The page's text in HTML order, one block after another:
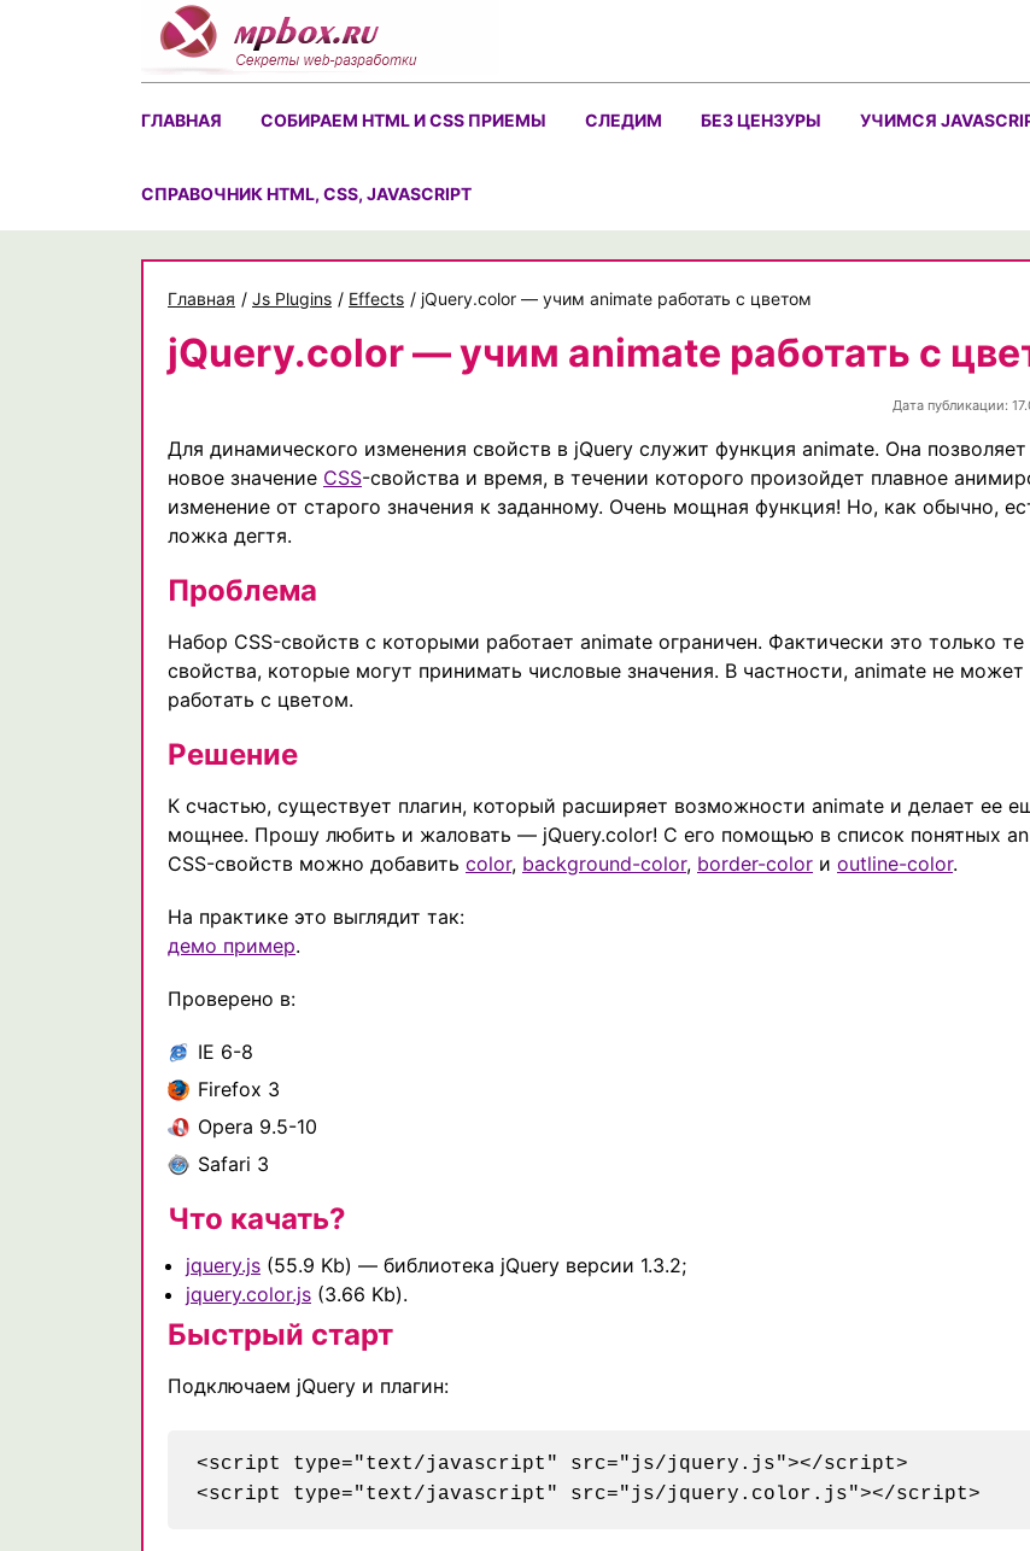
ГЛАВНАЯ СОБИРАЕМ HTML И CSS ПРИЕМЫ СЛЕДИМ БЕЗ ЦЕНЗУРЫ УЧИМСЯ
CПРАВОЧНИК HTML, CSS, JAVASCRIPT
Главная / Js Plugins / Effects / jQuery.color — учим animate работать с цветом
jQuery.color — учим animate работать с
Дата публикации:
Для динамического изменения свойств в jQuery служит функция animate. Она позволяет
новое значение CSS-свойства и время, в течении которого произойдет плавное
изменение от старого значения к заданному. Очень мощная функция! Но, как обычно,
ложка дегтя.
Проблема
Набор CSS-свойств с которыми работает animate ограничен. Фактически это только те
свойства, которые могут принимать числовые значения. В частности, animate не может
работать с цветом.
Решение
К счастью, существует плагин, который расширяет возможности animate и делает ее
мощнее. Прошу любить и жаловать — jQuery.color! С его помощью в список понятных
CSS-свойств можно добавить color, background-color, border-color и outline-color.
На практике это выглядит так:
демо пример.
Проверено в:
IE 6-8
Firefox 3
Opera 9.5-10
Safari 3
Что качать?
jquery.js (55.9 Kb) — библиотека jQuery версии 1.3.2;
jquery.color.js (3.66 Kb).
Быстрый старт
Подключаем jQuery и плагин:
<script type="text/javascript" src="js/jquery.js"></script>